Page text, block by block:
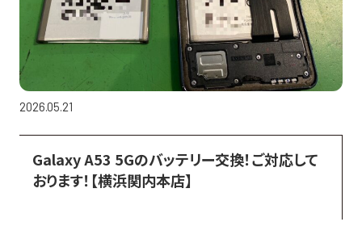
2026.05.21
Galaxy A53 5Gのバッテリー交換！ご対応して
おります！【横浜関内本店】